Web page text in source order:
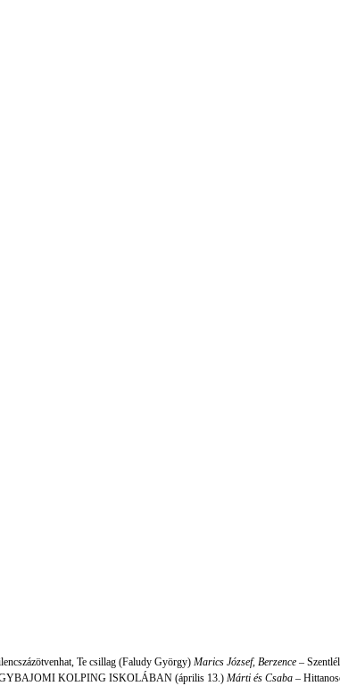
Te csillag (Faludy György) Marics József, Berzence –
KOLPING ISKOLÁBAN (április 13.) Márti és Csaba –